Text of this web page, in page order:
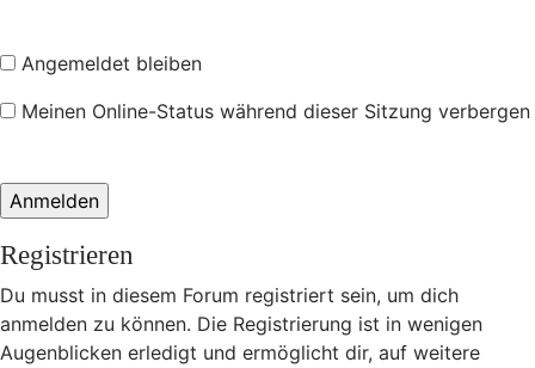
Angemeldet bleiben
Meinen Online-Status während dieser Sitzung verbergen
Registrieren
Du musst in diesem Forum registriert sein, um dich
anmelden zu können. Die Registrierung ist in wenigen
Augenblicken erledigt und ermöglicht dir, auf weitere